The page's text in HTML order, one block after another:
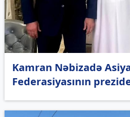
Kamran Nəbizadə
Federasiyasının